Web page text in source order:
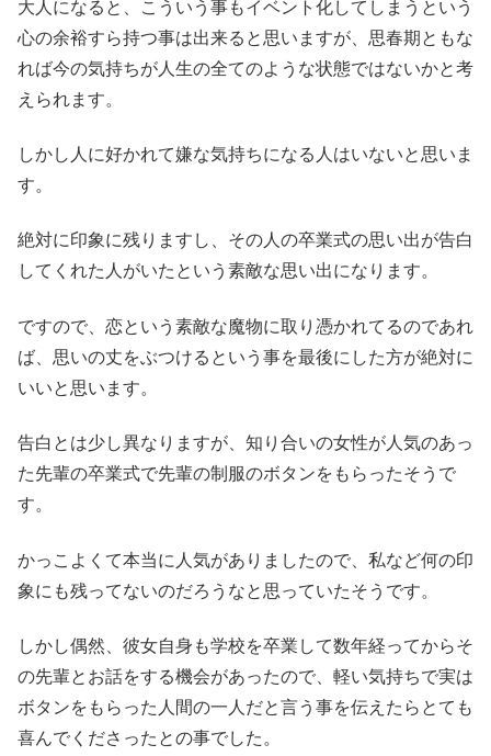
大人になると、こういう事もイベント化してしまうという
心の余裕すら持つ事は出来ると思いますが、思春期ともな
れば今の気持ちが人生の全てのような状態ではないかと考
えられます。
しかし人に好かれて嫌な気持ちになる人はいないと思いま
す。
絶対に印象に残りますし、その人の卒業式の思い出が告白
してくれた人がいたという素敵な思い出になります。
ですので、恋という素敵な魔物に取り憑かれてるのであれ
ば、思いの丈をぶつけるという事を最後にした方が絶対に
いいと思います。
告白とは少し異なりますが、知り合いの女性が人気のあっ
た先輩の卒業式で先輩の制服のボタンをもらったそうで
す。
かっこよくて本当に人気がありましたので、私など何の印
象にも残ってないのだろうなと思っていたそうです。
しかし偶然、彼女自身も学校を卒業して数年経ってからそ
の先輩とお話をする機会があったので、軽い気持ちで実は
ボタンをもらった人間の一人だと言う事を伝えたらとても
喜んでくださったとの事でした。